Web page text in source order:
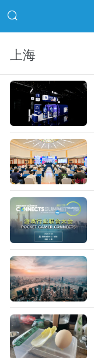
上海